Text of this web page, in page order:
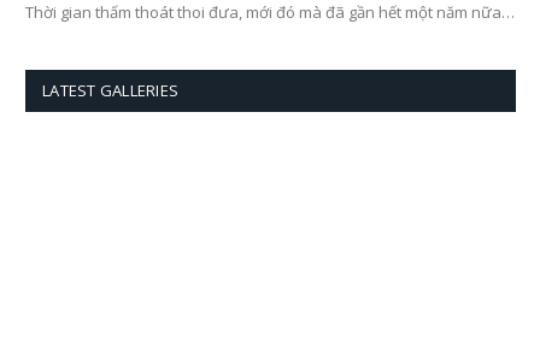
Thời gian thấm thoát thoi đưa, mới đó mà đã gần hết một năm nữa…
LATEST GALLERIES